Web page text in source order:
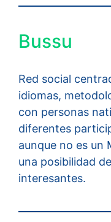
Bussu
Red social
idiomas,
con personas
diferentes
aunque no es un
una posibilidad
interesantes.